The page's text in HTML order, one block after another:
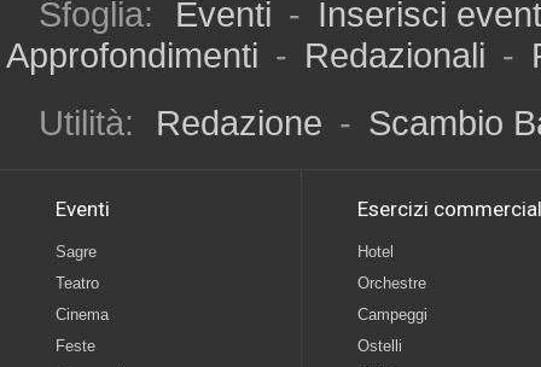
Sfoglia: Eventi - Inserisci
Approfondimenti - Redazionali -
Utilità:
Redazione - Scambio
Eventi
Sagre
Teatro
Cinema
Feste
Esercizi
Hotel
Orchestre
Campeggi
Ostelli